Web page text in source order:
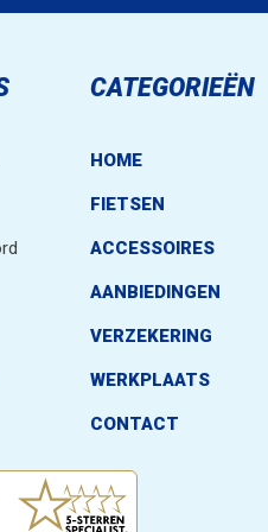
CATEGORIEËN
HOME
FIETSEN
ACCESSOIRES
AANBIEDINGEN
VERZEKERING
WERKPLAATS
CONTACT